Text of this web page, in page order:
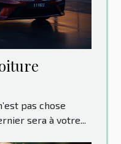
pas chose
sera à votre...